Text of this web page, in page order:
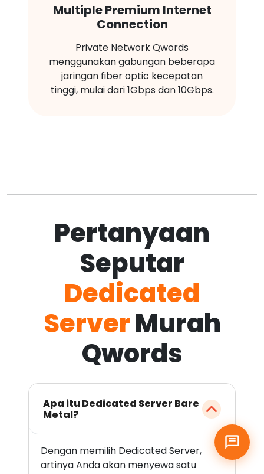
Multiple Premium Internet
Connection
Private Network Qwords
menggunakan gabungan beberapa
jaringan fiber optic kecepatan
tinggi, mulai dari 1Gbps dan 10Gbps.
Pertanyaan
Seputar
Dedicated
ServerMurah
Qwords
Apa itu Dedicated Server Bare
Metal?
Dengan memilih Dedicated Server,
artinya Anda akan menyewa satu